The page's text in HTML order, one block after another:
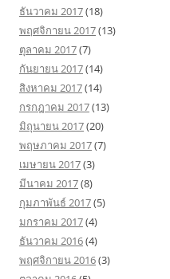
ธันวาคม 2017(18)
พฤศจิกายน 2017(13)
ตุลาคม 2017(7)
กันยายน 2017(14)
สิงหาคม 2017(14)
กรกฎาคม 2017(13)
มิถุนายน 2017(20)
พฤษภาคม 2017(7)
เมษายน 2017(3)
มีนาคม 2017(8)
กุมภาพันธ์ 2017(5)
มกราคม 2017(4)
ธันวาคม 2016(4)
พฤศจิกายน 2016(3)